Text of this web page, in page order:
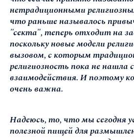
нетрадиционными
что раньше называлось
"секта", теперь отходит на
поскольку новые модели
вызовом, с которым
религиозность пока не нашла
взаимодействия. И поэтому
очень важна.
Надеюсь, то, что мы сегодня
полезной пищей для